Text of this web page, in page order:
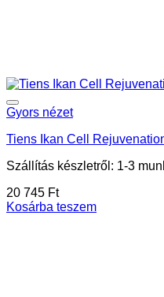
Gyors nézet
Tiens Ikan Cell
Szállítás készletről: 1-3
20 745 Ft
Kosárba teszem